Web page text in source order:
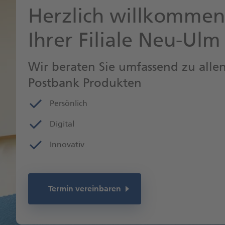
Herzlich
Ihrer Filiale Neu-Ulm
Wir beraten Sie umfassend zu
Postbank Produkten
Persönlich
Digital
Innovativ
Termin vereinbaren